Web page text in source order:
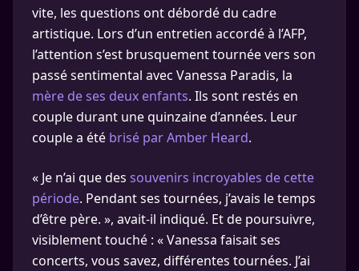
vite, les questions ont débordé du cadre
artistique. Lors d’un entretien accordé à l’AFP,
l’attention s’est brusquement tournée vers son
passé sentimental avec Vanessa Paradis, la
mère de ses deux enfants. Ils sont restés en
couple durant une quinzaine d’années. Leur
couple a été brisé par Amber Heard.
« Je n’ai que des souvenirs incroyables de cette
période. Pendant ses tournées, j’avais le temps
d’être père. », avait-il indiqué. Et de poursuivre,
visiblement touché : « Vanessa faisait ses
concerts, vous savez, différentes tournées. J’ai